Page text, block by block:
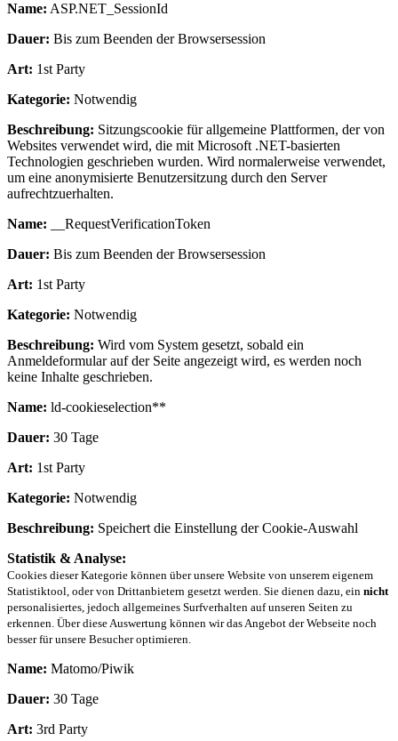
Name: ASP.NET_SessionId
Dauer: Bis zum Beenden der Browsersession
Art: 1st Party
Kategorie: Notwendig
Beschreibung: Sitzungscookie für allgemeine Plattformen, der von
Websites verwendet wird, die mit Microsoft .NET-basierten
Technologien geschrieben wurden. Wird normalerweise verwendet,
um eine anonymisierte Benutzersitzung durch den Server
aufrechtzuerhalten.
Name: __RequestVerificationToken
Dauer: Bis zum Beenden der Browsersession
Art: 1st Party
Kategorie: Notwendig
Beschreibung: Wird vom System gesetzt, sobald ein
Anmeldeformular auf der Seite angezeigt wird, es werden noch
keine Inhalte geschrieben.
Name: ld-cookieselection**
Dauer: 30 Tage
Art: 1st Party
Kategorie: Notwendig
Beschreibung: Speichert die Einstellung der Cookie-Auswahl
Statistik & Analyse:
Cookies dieser Kategorie können über unsere Website von unserem eigenem
Statistiktool, oder von Drittanbietern gesetzt werden. Sie dienen dazu, ein nicht
personalisiertes, jedoch allgemeines Surfverhalten auf unseren Seiten zu
erkennen. Über diese Auswertung können wir das Angebot der Webseite noch
besser für unsere Besucher optimieren.
Name: Matomo/Piwik
Dauer: 30 Tage
Art: 3rd Party